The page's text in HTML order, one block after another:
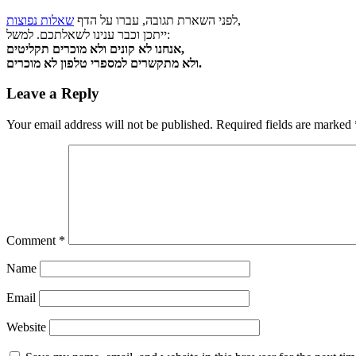
לפני השארת תגובה, עברו על הדף שאלות נפוצות
,
ייתכן וכבר ענינו לשאלתכם. למשל:
אנחנו לא קונים ולא מוכרים תקליטים,
ולא מתקשרים למספרי טלפון לא מוכרים.
Leave a Reply
Your email address will not be published. Required fields are marked
Comment *
Name
Email
Website